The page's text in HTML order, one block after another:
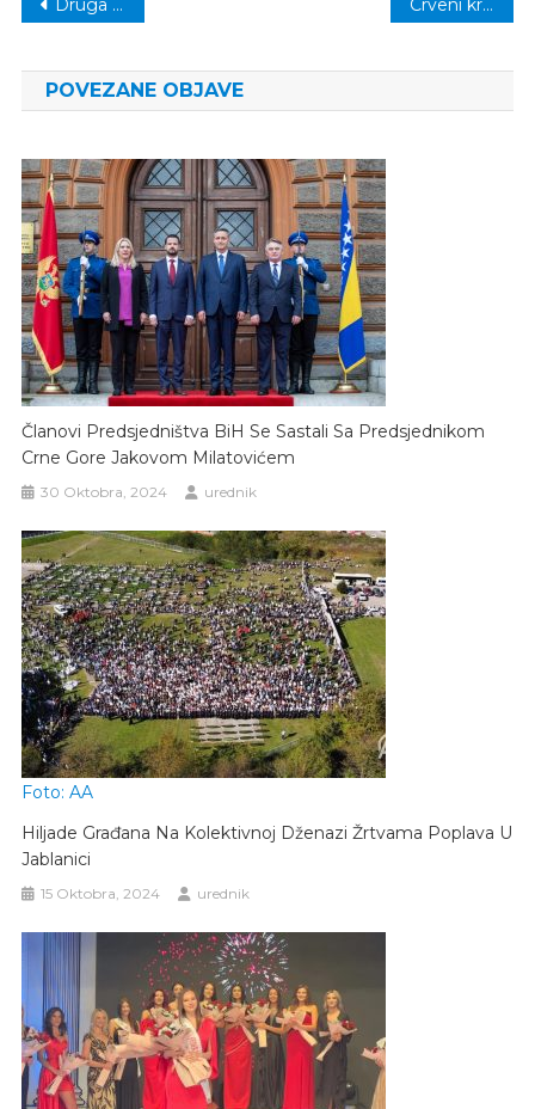
Druga liga TK: Porazi kalesijskih klubova Crveni križ općine Kalesija: Upriličen prijem za nove volontere
POVEZANE OBJAVE
Članovi Predsjedništva BiH Se Sastali Sa Predsjednikom
Crne Gore Jakovom Milatovićem
30 Oktobra, 2024 urednik
Foto: AA
Hiljade Građana Na Kolektivnoj Dženazi Žrtvama Poplava U
Jablanici
15 Oktobra, 2024 urednik